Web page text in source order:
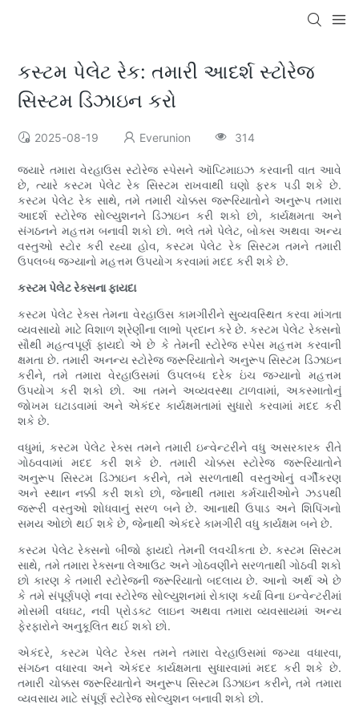
કસ્ટમ પેલેટ રેક: તમારી આદર્શ સ્ટોરેજ
સિસ્ટમ ડિઝાઇન કરો
2025-08-19 Everunion 314
જ્યારે તમારા વેરહાઉસ સ્ટોરેજ સ્પેસને ઑપ્ટિમાઇઝ કરવાની વાત આવે
છે, ત્યારે કસ્ટમ પેલેટ રેક સિસ્ટમ રાખવાથી ઘણો ફરક પડી શકે છે.
કસ્ટમ પેલેટ રેક સાથે, તમે તમારી ચોક્કસ જરૂરિયાતોને અનુરૂપ તમારા
આદર્શ સ્ટોરેજ સોલ્યુશનને ડિઝાઇન કરી શકો છો, કાર્યક્ષમતા અને
સંગઠનને મહત્તમ બનાવી શકો છો. ભલે તમે પેલેટ, બોક્સ અથવા અન્ય
વસ્તુઓ સ્ટોર કરી રહ્યા હોવ, કસ્ટમ પેલેટ રેક સિસ્ટમ તમને તમારી
ઉપલબ્ધ જગ્યાનો મહત્તમ ઉપયોગ કરવામાં મદદ કરી શકે છે.
કસ્ટમ પેલેટ રેક્સના ફાયદા
કસ્ટમ પેલેટ રેક્સ તેમના વેરહાઉસ કામગીરીને સુવ્યવસ્થિત કરવા માંગતા
વ્યવસાયો માટે વિશાળ શ્રેણીના લાભો પ્રદાન કરે છે. કસ્ટમ પેલેટ રેક્સનો
સૌથી મહત્વપૂર્ણ ફાયદો એ છે કે તેમની સ્ટોરેજ સ્પેસ મહત્તમ કરવાની
ક્ષમતા છે. તમારી અનન્ય સ્ટોરેજ જરૂરિયાતોને અનુરૂપ સિસ્ટમ ડિઝાઇન
કરીને, તમે તમારા વેરહાઉસમાં ઉપલબ્ધ દરેક ઇંચ જગ્યાનો મહત્તમ
ઉપયોગ કરી શકો છો. આ તમને અવ્યવસ્થા ટાળવામાં, અકસ્માતોનું
જોખમ ઘટાડવામાં અને એકંદર કાર્યક્ષમતામાં સુધારો કરવામાં મદદ કરી
શકે છે.
વધુમાં, કસ્ટમ પેલેટ રેક્સ તમને તમારી ઇન્વેન્ટરીને વધુ અસરકારક રીતે
ગોઠવવામાં મદદ કરી શકે છે. તમારી ચોક્કસ સ્ટોરેજ જરૂરિયાતોને
અનુરૂપ સિસ્ટમ ડિઝાઇન કરીને, તમે સરળતાથી વસ્તુઓનું વર્ગીકરણ
અને સ્થાન નક્કી કરી શકો છો, જેનાથી તમારા કર્મચારીઓને ઝડપથી
જરૂરી વસ્તુઓ શોધવાનું સરળ બને છે. આનાથી ઉપાડ અને શિપિંગનો
સમય ઓછો થઈ શકે છે, જેનાથી એકંદરે કામગીરી વધુ કાર્યક્ષમ બને છે.
કસ્ટમ પેલેટ રેક્સનો બીજો ફાયદો તેમની લવચીકતા છે. કસ્ટમ સિસ્ટમ
સાથે, તમે તમારા રેક્સના લેઆઉટ અને ગોઠવણીને સરળતાથી ગોઠવી શકો
છો કારણ કે તમારી સ્ટોરેજની જરૂરિયાતો બદલાય છે. આનો અર્થ એ છે
કે તમે સંપૂર્ણપણે નવા સ્ટોરેજ સોલ્યુશનમાં રોકાણ કર્યા વિના ઇન્વેન્ટરીમાં
મોસમી વધઘટ, નવી પ્રોડક્ટ લાઇન અથવા તમારા વ્યવસાયમાં અન્ય
ફેરફારોને અનુકૂલિત થઈ શકો છો.
એકંદરે, કસ્ટમ પેલેટ રેક્સ તમને તમારા વેરહાઉસમાં જગ્યા વધારવા,
સંગઠન વધારવા અને એકંદર કાર્યક્ષમતા સુધારવામાં મદદ કરી શકે છે.
તમારી ચોક્કસ જરૂરિયાતોને અનુરૂપ સિસ્ટમ ડિઝાઇન કરીને, તમે તમારા
વ્યવસાય માટે સંપૂર્ણ સ્ટોરેજ સોલ્યુશન બનાવી શકો છો.